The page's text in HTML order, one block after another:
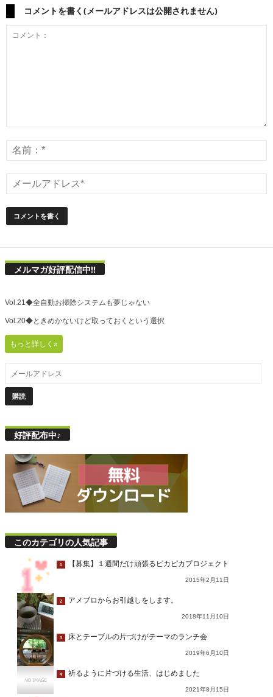
コメントを書く(メールアドレスは公開されません)
メルマガ好評配信中!!
Vol.21◆全自動お掃除システムも夢じゃない
Vol.20◆ときめかないけど取っておくという選択
もっと詳しく»
好評配布中♪
このカテゴリの人気記事
1 【募集】１週間だけ頑張るピカピカプロジェクト
2015年2月11日
2 アメブロからお引越しをします。
2018年11月10日
3 床とテーブルの片づけがテーマのランチ会
2019年6月10日
4 祈るように片づける生活、はじめました
2021年8月15日